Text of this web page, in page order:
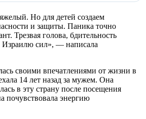
Но для детей создаем
и защиты. Паника точно
Трезвая голова, бдительность
Израилю сил», — написала
своими впечатлениями от жизни в
14 лет назад за мужем. Она
в эту страну после посещения
почувствовала энергию